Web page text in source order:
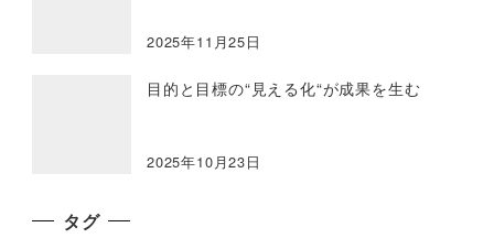
2025年11月25日
目的と目標の“見える化“が成果を生む
2025年10月23日
タグ